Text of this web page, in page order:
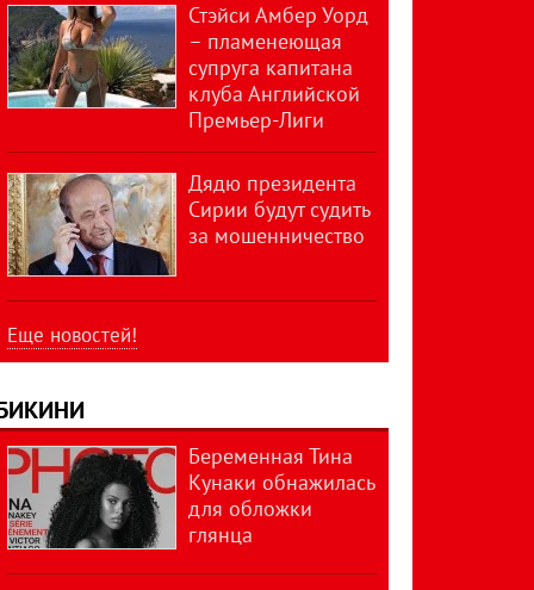
Стэйси Амбер Уорд
– пламенеющая
супруга капитана
клуба Английской
Премьер-Лиги
Дядю президента
Сирии будут судить
за мошенничество
Еще новостей!
Беременная Тина
Кунаки обнажилась
для обложки
глянца